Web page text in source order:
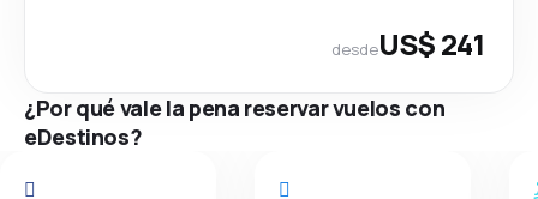
desdeUS$ 241
¿Por qué vale la pena reservar vuelos con
eDestinos?